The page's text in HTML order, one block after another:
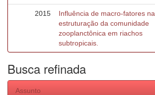
2015
Influência de macro-fatores na
estruturação da comunidade
zooplanctônica em riachos
subtropicais.
Busca refinada
Assunto